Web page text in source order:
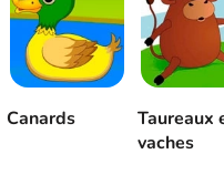
Canards
Taureaux
vaches